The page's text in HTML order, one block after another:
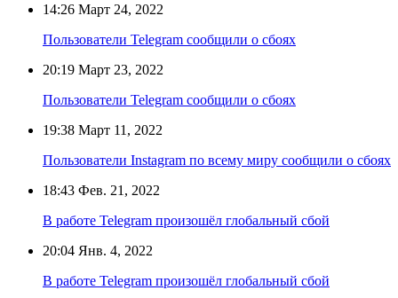
14:26 Март 24, 2022
Пользователи Telegram сообщили о сбоях
20:19 Март 23, 2022
Пользователи Telegram сообщили о сбоях
19:38 Март 11, 2022
Пользователи Instagram по всему миру сообщили о сбоях
18:43 Фев. 21, 2022
В работе Telegram произошёл глобальный сбой
20:04 Янв. 4, 2022
В работе Telegram произошёл глобальный сбой